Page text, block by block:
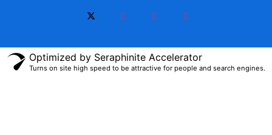
Optimized by Seraphinite Accelerator
Turns on site high speed to be attractive for people and search engines.